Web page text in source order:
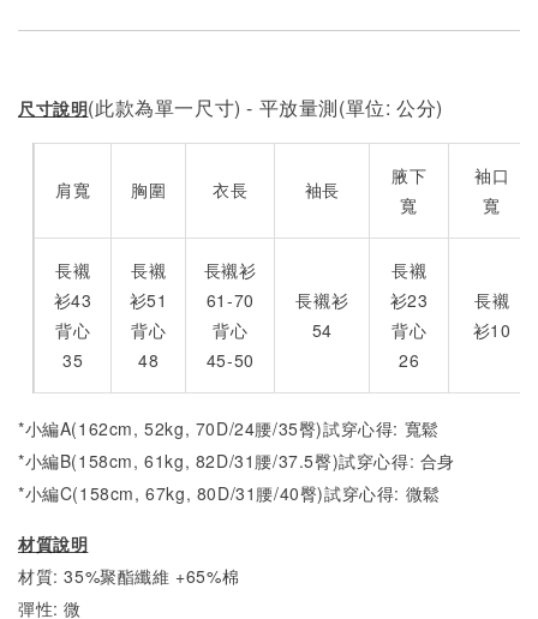
尺寸說明(此款為單一尺寸) - 平放量測(單位: 公分)
肩寬 胸圍 衣長 袖長
腋下
寬
袖口
寬
長襯
衫43
背心
35
長襯
衫51
背心
48
長襯衫
61-70
背心
45-50
長襯衫
54
長襯
衫23
背心
26
長襯
衫10
*小編A(162cm, 52kg, 70D/24腰/35臀)試穿心得: 寬鬆
*小編B(158cm, 61kg, 82D/31腰/37.5臀)試穿心得: 合身
*小編C(158cm, 67kg, 80D/31腰/40臀)試穿心得: 微鬆
材質說明
材質: 35%聚酯纖維 +65%棉
彈性: 微